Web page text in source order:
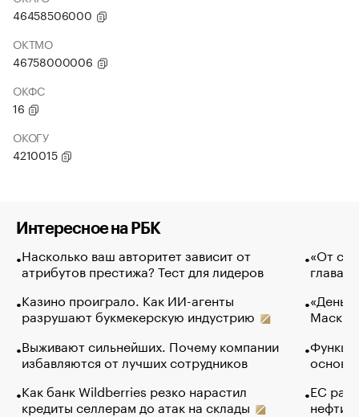
46458506000
ОКТМО
46758000006
ОКФС
16
ОКОГУ
4210015
Интересное на РБК
Насколько ваш авторитет зависит от
атрибутов престижа? Тест для лидеров
Казино проиграло. Как ИИ-агенты
разрушают букмекерскую индустрию
Выживают сильнейших. Почему компании
избавляются от лучших сотрудников
Как банк Wildberries резко нарастил
кредиты селлерам до атак на склады
«От
глава
Маск в
основ
ЕС
нефти